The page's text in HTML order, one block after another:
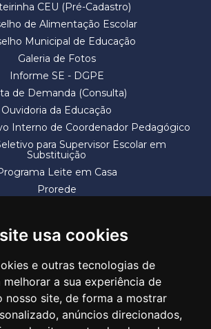
usa cookies
e outras tecnologias de
a sua experiência de
nosso site, de forma a mostrar
anúncios direcionados,
CEU (Pré-Cadastro)
de Alimentação Escolar
Municipal de Educação
Galeria de Fotos
Informe SE - DGPE
de Demanda (Consulta)
Ouvidoria da Educação
Interno de Coordenador Pedagógico
para Supervisor Escolar em
Substituição
Leite em Casa
Prorede
DE EDUCAÇÃO